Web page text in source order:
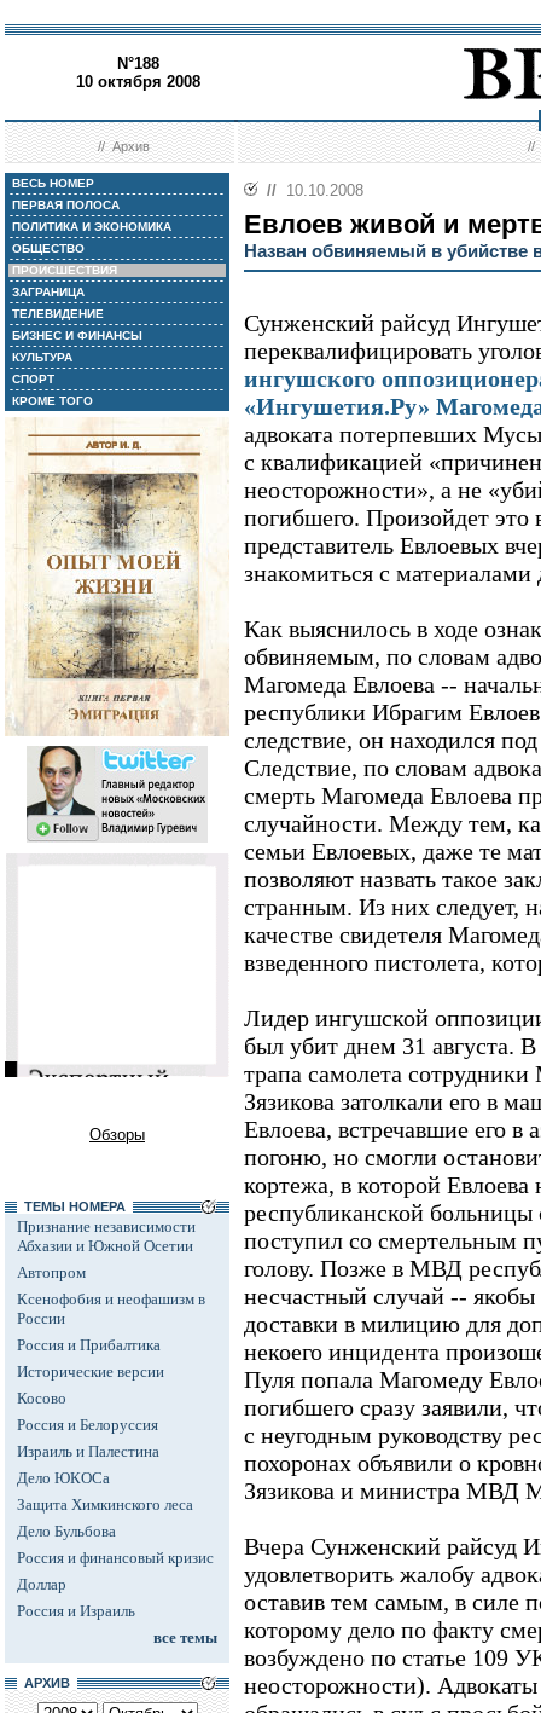
N°188
10 октября 2008
//Архив //
ВЕСЬ НОМЕР
ПЕРВАЯ ПОЛОСА
ПОЛИТИКА И ЭКОНОМИКА
ОБЩЕСТВО
ПРОИСШЕСТВИЯ
ЗАГРАНИЦА
ТЕЛЕВИДЕНИЕ
БИЗНЕС И ФИНАНСЫ
КУЛЬТУРА
СПОРТ
КРОМЕ ТОГО
Обзоры
ТЕМЫ НОМЕРА
Признание независимости
Абхазии и Южной Осетии
Автопром
Ксенофобия и неофашизм в
России
Россия и Прибалтика
Исторические версии
Косово
Россия и Белоруссия
Израиль и Палестина
Дело ЮКОСа
Защита Химкинского леса
Дело Бульбова
Россия и финансовый кризис
Доллар
Россия и Израиль
все темы
АРХИВ
// 10.10.2008
Евлоев живой и
Назван обвиняемый в убийстве
Сунженский райсуд
переквалифицировать
ингушского
«Ингушетия.Ру»
адвоката потерпевших
с квалификацией
неосторожности», а не
погибшего. Произойдет
представитель Евлоевых
знакомиться с материалами
Как выяснилось в ходе
обвиняемым, по словам
Магомеда Евлоева --
республики Ибрагим
следствие, он находился
Следствие, по словам
смерть Магомеда Евлоева
случайности. Между тем,
семьи Евлоевых, даже те
позволяют назвать такое
странным. Из них следует,
качестве свидетеля
взведенного пистолета,
Лидер ингушской
был убит днем 31 августа.
трапа самолета
Зязикова затолкали его в
Евлоева, встречавшие его в
погоню, но смогли
кортежа, в которой Евлоева
республиканской
поступил со смертельным
голову. Позже в МВД
несчастный случай --
доставки в милицию для
некоего инцидента
Пуля попала Магомеду
погибшего сразу заявили,
с неугодным руководству
похоронах объявили о
Зязикова и министра МВД
Вчера Сунженский райсуд
удовлетворить жалобу
оставив тем самым, в силе
которому дело по факту
возбуждено по статье 109
неосторожности).